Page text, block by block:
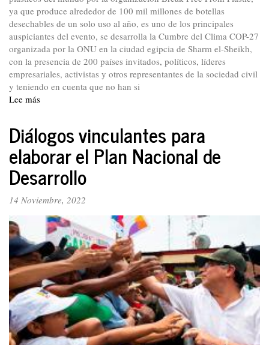
ya que produce alrededor de 100 mil millones de botellas
desechables de un solo uso al año, es uno de los principales
auspiciantes del evento, se desarrolla la Cumbre del Clima COP-27
organizada por la ONU en la ciudad egipcia de Sharm el-Sheikh,
con la presencia de 200 países invitados, políticos, líderes
empresariales, activistas y otros representantes de la sociedad civil
y teniendo en cuenta que no han si
Lee más
acuerdos
menos
compromisos
Diálogos vinculantes para
elaborar el Plan Nacional de
Desarrollo
14 Noviembre, 2022